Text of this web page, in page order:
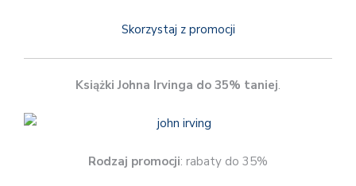
Skorzystaj z promocji
Książki Johna Irvinga do 35% taniej.
Rodzaj promocji: rabaty do 35%